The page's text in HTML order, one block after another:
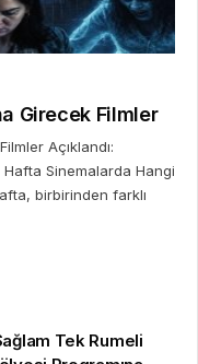
Girecek Filmler
Açıklandı:
Sinemalarda Hangi
birbirinden farklı
Tek Rumeli